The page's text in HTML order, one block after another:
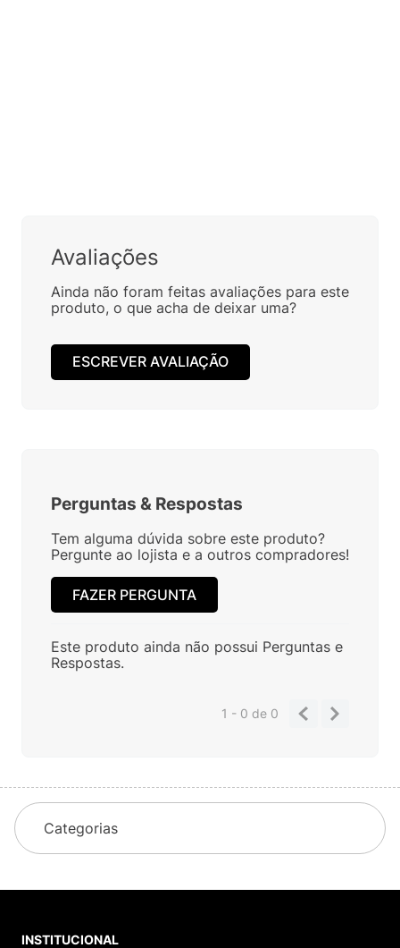
Avaliações
Ainda não foram feitas avaliações para este
produto, o que acha de deixar uma?
ESCREVER AVALIAÇÃO
Perguntas & Respostas
Tem alguma dúvida sobre este produto?
Pergunte ao lojista e a outros compradores!
FAZER PERGUNTA
Este produto ainda não possui Perguntas e
Respostas.
1 - 0de 0
Categorias
INSTITUCIONAL